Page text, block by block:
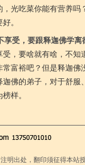
光吃菜你能有营养吗
。
享受，要跟释迦佛学离
，要啥就有啥，不知
富裕吧？但是释迦佛
佛的弟子，对于舒服
样。
明出处，翻印须征得本站